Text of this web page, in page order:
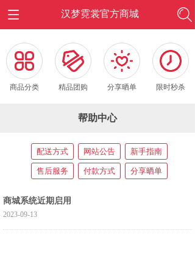
限时秒杀
精品团购 分享晒单
商品分类
按钮文本
按钮文本
按钮文本 按钮文本
帮助中心
配送方式 网站公告 新手指南
售后服务 付款方式 分享晒单
商城系统近期启用
2023-09-13
汉梦霓裳官方商城